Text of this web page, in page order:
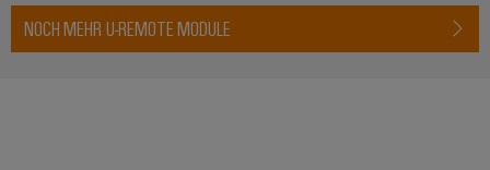
NOCH MEHR U-REMOTE MODULE